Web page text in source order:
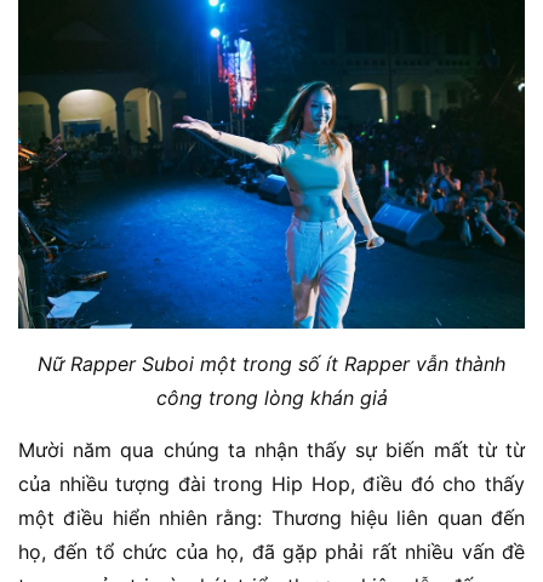
Nữ Rapper Suboi một trong số ít Rapper vẫn thành
công trong lòng khán giả
Mười năm qua chúng ta nhận thấy sự biến mất từ từ
của nhiều tượng đài trong Hip Hop, điều đó cho thấy
một điều hiển nhiên rằng: Thương hiệu liên quan đến
họ, đến tổ chức của họ, đã gặp phải rất nhiều vấn đề